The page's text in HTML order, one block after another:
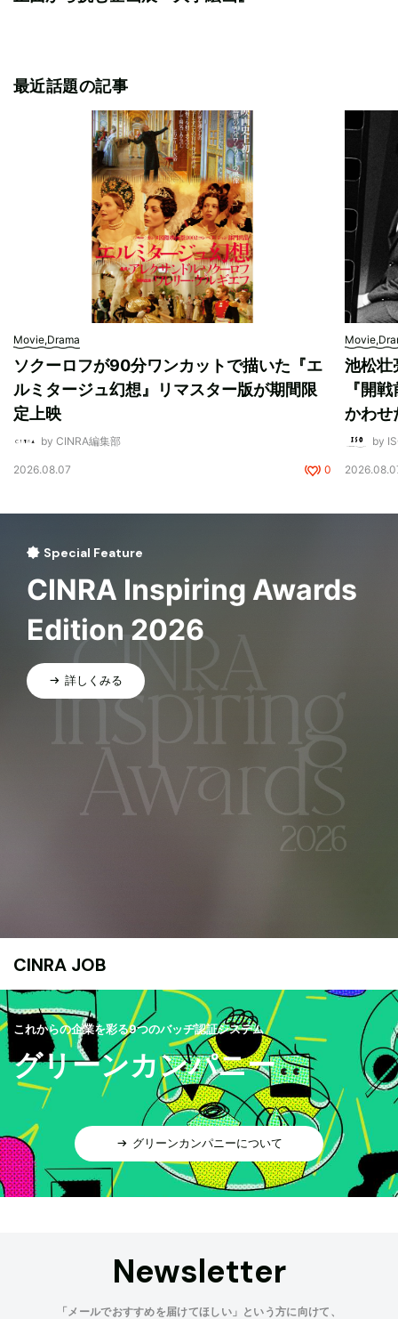
最近話題の記事
Movie,Drama
ソクーロフが90分ワンカットで描いた『エ
ルミタージュ幻想』リマスター版が期間限
定上映
by CINRA編集部
2026.08.07 0
池松壮
『開
かわせ
by
Special Feature
CINRA Inspiring Awards
Edition 2026
詳しくみる
CINRA JOB
これからの企業を彩る9つのバッヂ認証システム
グリーンカンパニー
グリーンカンパニーについて
Newsletter
「メールでおすすめを届けてほしい」という方に向けて、